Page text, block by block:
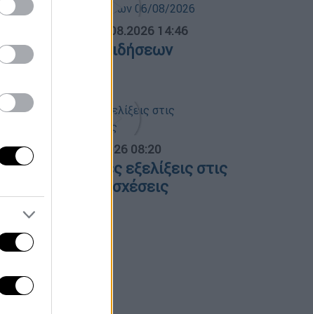
06.08.2026 14:46
δελτίο ειδήσεων
08/2026
Ελλάδος... 06.08.2026 08:20
οι τελευταίες εξελίξεις στις
σχέσεις